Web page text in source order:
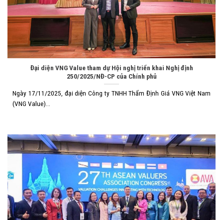
Đại diện VNG Value tham dự Hội nghị triển khai Nghị định
250/2025/NĐ-CP của Chính phủ
Ngày 17/11/2025, đại diện Công ty TNHH Thẩm Định Giá VNG Việt Nam
(VNG Value)...